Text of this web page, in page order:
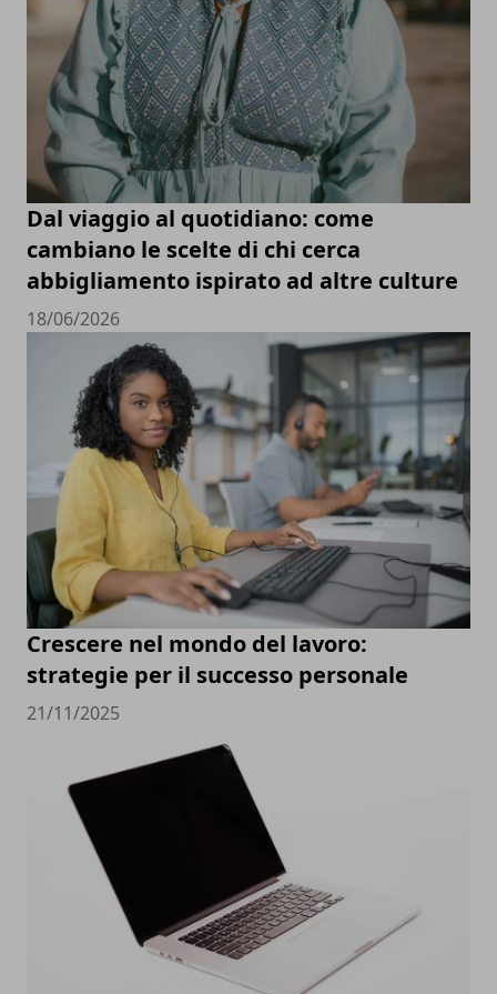
Dal viaggio al quotidiano: come
cambiano le scelte di chi cerca
abbigliamento ispirato ad altre culture
18/06/2026
Crescere nel mondo del lavoro:
strategie per il successo personale
21/11/2025